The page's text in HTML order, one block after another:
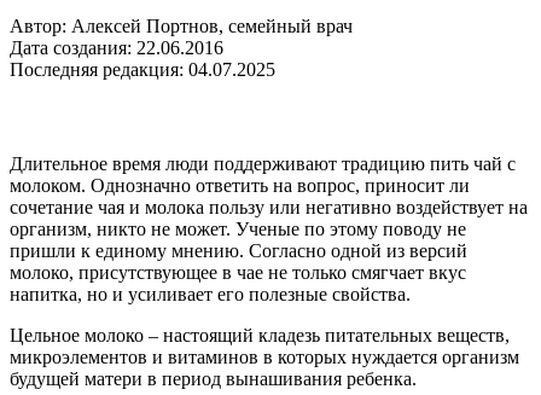
Автор: Алексей Портнов, семейный врач
Дата создания: 22.06.2016
Последняя редакция: 04.07.2025
Длительное время люди поддерживают традицию пить чай с
молоком. Однозначно ответить на вопрос, приносит ли
сочетание чая и молока пользу или негативно воздействует на
организм, никто не может. Ученые по этому поводу не
пришли к единому мнению. Согласно одной из версий
молоко, присутствующее в чае не только смягчает вкус
напитка, но и усиливает его полезные свойства.
Цельное молоко – настоящий кладезь питательных веществ,
микроэлементов и витаминов в которых нуждается организм
будущей матери в период вынашивания ребенка.